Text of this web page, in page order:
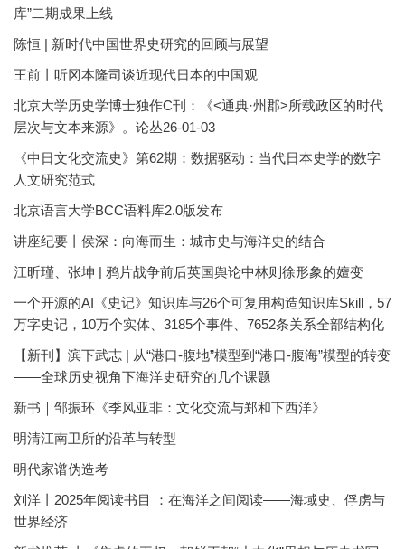
库”二期成果上线
陈恒 | 新时代中国世界史研究的回顾与展望
王前丨听冈本隆司谈近现代日本的中国观
北京大学历史学博士独作C刊：《<通典·州郡>所载政区的时代
层次与文本来源》。论丛26-01-03
《中日文化交流史》第62期：数据驱动：当代日本史学的数字
人文研究范式
北京语言大学BCC语料库2.0版发布
讲座纪要丨侯深：向海而生：城市史与海洋史的结合
江昕瑾、张坤 | 鸦片战争前后英国舆论中林则徐形象的嬗变
一个开源的AI《史记》知识库与26个可复用构造知识库Skill，57
万字史记，10万个实体、3185个事件、7652条关系全部结构化
【新刊】滨下武志 | 从“港口-腹地”模型到“港口-腹海”模型的转变
——全球历史视角下海洋史研究的几个课题
新书｜邹振环《季风亚非：文化交流与郑和下西洋》
明清江南卫所的沿革与转型
明代家谱伪造考
刘洋丨2025年阅读书目 ：在海洋之间阅读——海域史、俘虏与
世界经济